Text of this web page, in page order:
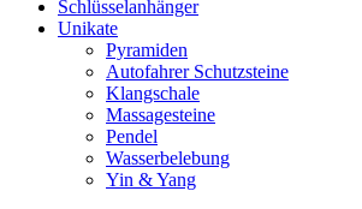
Schlüsselanhänger
Unikate
Pyramiden
Autofahrer Schutzsteine
Klangschale
Massagesteine
Pendel
Wasserbelebung
Yin & Yang